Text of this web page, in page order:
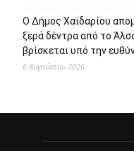
Ο Δήμος Χαϊδαρίου
ξερά δέντρα από το
βρίσκεται υπό την
6 Αυγούστου 2026